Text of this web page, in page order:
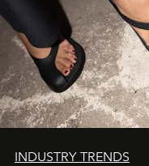
INDUSTRY TRENDS